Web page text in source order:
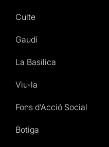
Culte
Gaudí
La Basílica
Viu-la
Fons d’Acció Social
Botiga